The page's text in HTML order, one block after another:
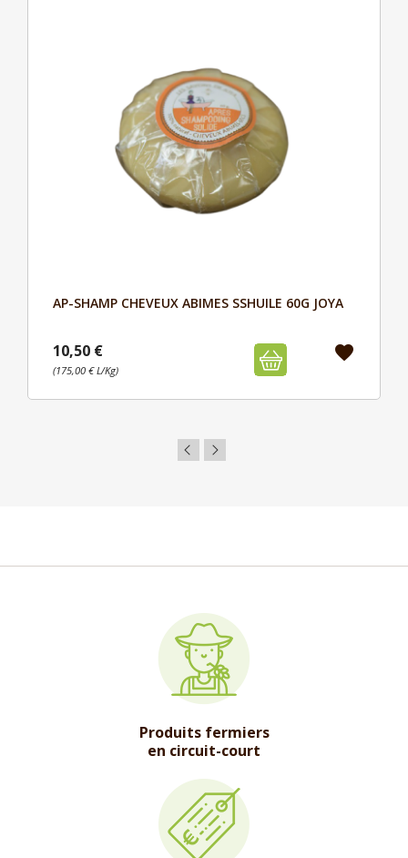
Aperçu
AP-SHAMP CHEVEUX ABIMES SSHUILE 60G JOYA
10,50 €
(175,00 € L/Kg)
favorite
Produits fermiers
en circuit-court